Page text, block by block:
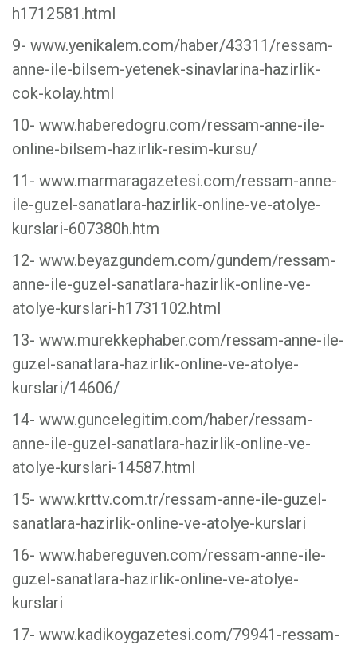
h1712581.html
9- www.yenikalem.com/haber/43311/ressam-
anne-ile-bilsem-yetenek-sinavlarina-hazirlik-
cok-kolay.html
10- www.haberedogru.com/ressam-anne-ile-
online-bilsem-hazirlik-resim-kursu/
11- www.marmaragazetesi.com/ressam-anne-
ile-guzel-sanatlara-hazirlik-online-ve-atolye-
kurslari-607380h.htm
12- www.beyazgundem.com/gundem/ressam-
anne-ile-guzel-sanatlara-hazirlik-online-ve-
atolye-kurslari-h1731102.html
13- www.murekkephaber.com/ressam-anne-ile-
guzel-sanatlara-hazirlik-online-ve-atolye-
kurslari/14606/
14- www.guncelegitim.com/haber/ressam-
anne-ile-guzel-sanatlara-hazirlik-online-ve-
atolye-kurslari-14587.html
15- www.krttv.com.tr/ressam-anne-ile-guzel-
sanatlara-hazirlik-online-ve-atolye-kurslari
16- www.habereguven.com/ressam-anne-ile-
guzel-sanatlara-hazirlik-online-ve-atolye-
kurslari
17- www.kadikoygazetesi.com/79941-ressam-